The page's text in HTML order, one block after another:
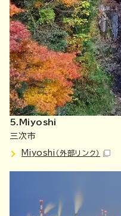
5.Miyoshi
三次市
Miyoshi （外部リンク）